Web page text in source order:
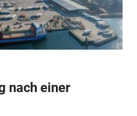
nach einer